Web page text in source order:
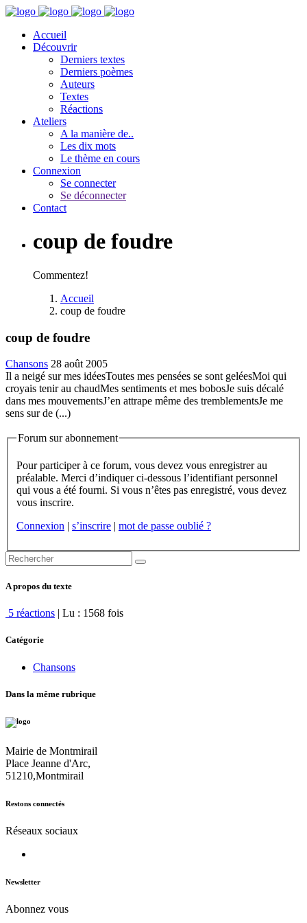
Accueil
Découvrir
Derniers textes
Derniers poèmes
Auteurs
Textes
Réactions
Ateliers
A la manière de..
Les dix mots
Le thème en cours
Connexion
Se connecter
Se déconnecter
Contact
coup de foudre
Commentez!
Accueil
coup de foudre
coup de foudre
Chansons 28 août 2005
Il a neigé sur mes idéesToutes mes pensées se sont geléesMoi qui
croyais tenir au chaudMes sentiments et mes bobosJe suis décalé
dans mes mouvementsJ’en attrape même des tremblementsJe me
sens sur de (...)
Forum sur abonnement
Pour participer à ce forum, vous devez vous enregistrer au
préalable. Merci d’indiquer ci-dessous l’identifiant personnel
qui vous a été fourni. Si vous n’êtes pas enregistré, vous devez
vous inscrire.
Connexion | s’inscrire | mot de passe oublié ?
A propos du texte
5 réactions | Lu : 1568 fois
Catégorie
Chansons
Dans la même rubrique
Mairie de Montmirail
Place Jeanne d'Arc,
51210,Montmirail
Restons connectés
Réseaux sociaux
Newsletter
Abonnez vous